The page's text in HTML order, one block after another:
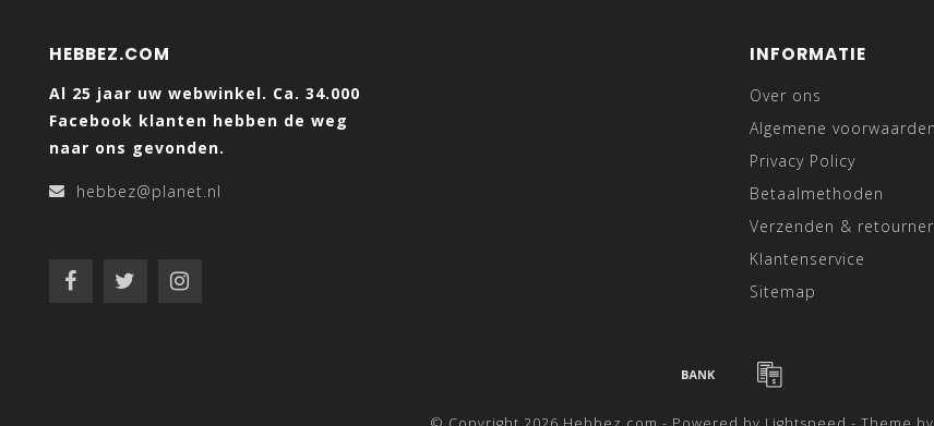
HEBBEZ.COM
Al 25 jaar uw webwinkel. Ca. 34.000
Facebook klanten hebben de weg
naar ons gevonden.
hebbez@planet.nl
INFORMATIE
Over ons
Algemene voorwaarden
Privacy Policy
Betaalmethoden
Verzenden &
Klantenservice
Sitemap